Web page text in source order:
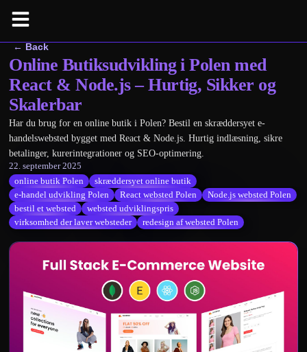
← Back
Online Butiksudvikling i Polen med
React & Node.js – Hurtig, Sikker og
Skalerbar
Har du brug for en online butik i Polen? Bestil en skræddersyet e-
handelswebsted bygget med React & Node.js. Hurtig indlæsning, sikre
betalinger, kurerintegrationer og SEO-optimering.
22. september 2025
online butik Polen
skræddersyet online butik
e-handel udvikling Polen
React websted Polen
Node.js websted Polen
bestil et websted
websted udviklingspris
virksomhed der laver websteder
redesign af websted Polen